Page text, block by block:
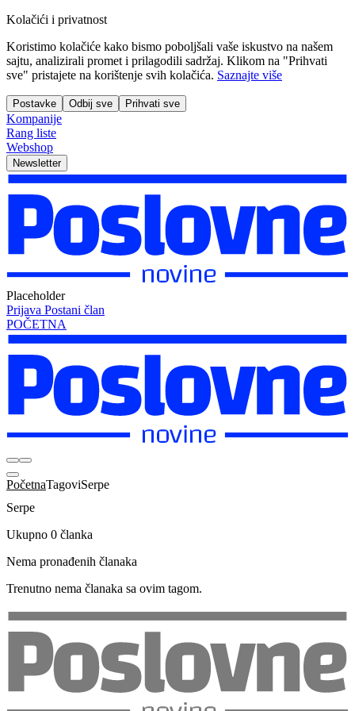
Kolačići i privatnost
Koristimo kolačiće kako bismo poboljšali vaše iskustvo na našem
sajtu, analizirali promet i prilagodili sadržaj. Klikom na "Prihvati
sve" pristajete na korištenje svih kolačića. Saznajte više
Postavke Odbij sve Prihvati sve
Kompanije
Rang liste
Webshop
Newsletter
Placeholder
Prijava Postani član
POČETNA
PočetnaTagoviSerpe
Serpe
Ukupno 0 članka
Nema pronađenih članaka
Trenutno nema članaka sa ovim tagom.